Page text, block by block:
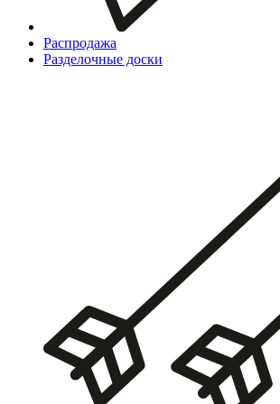
Распродажа
Разделочные доски